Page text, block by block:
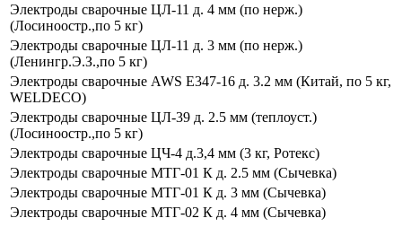
Электроды сварочные ЦЛ-11 д. 4 мм (по нерж.)
(Лосиноостр.,по 5 кг)
Электроды сварочные ЦЛ-11 д. 3 мм (по нерж.)
(Ленингр.Э.З.,по 5 кг)
Электроды сварочные AWS E347-16 д. 3.2 мм (Китай, по 5 кг,
WELDECO)
Электроды сварочные ЦЛ-39 д. 2.5 мм (теплоуст.)
(Лосиноостр.,по 5 кг)
Электроды сварочные ЦЧ-4 д.3,4 мм (3 кг, Ротекс)
Электроды сварочные МТГ-01 К д. 2.5 мм (Сычевка)
Электроды сварочные МТГ-01 К д. 3 мм (Сычевка)
Электроды сварочные МТГ-02 К д. 4 мм (Сычевка)